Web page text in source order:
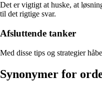
Det er vigtigt at huske, at
til det rigtige svar.
Afsluttende tanker
Med disse tips og strategier
Synonymer for